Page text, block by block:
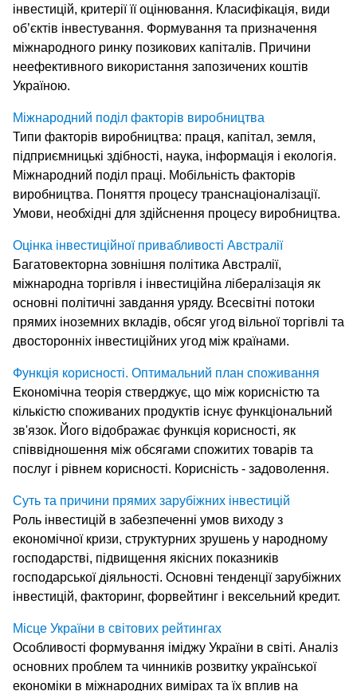
інвестицій, критерії її оцінювання. Класифікація, види
об’єктів інвестування. Формування та призначення
міжнародного ринку позикових капіталів. Причини
неефективного використання запозичених коштів
Україною.
Міжнародний поділ факторів виробництва
Типи факторів виробництва: праця, капітал, земля,
підприємницькі здібності, наука, інформація і екологія.
Міжнародний поділ праці. Мобільність факторів
виробництва. Поняття процесу транснаціоналізації.
Умови, необхідні для здійснення процесу виробництва.
Оцінка інвестиційної привабливості Австралії
Багатовекторна зовнішня політика Австралії,
міжнародна торгівля і інвестиційна лібералізація як
основні політичні завдання уряду. Всесвітні потоки
прямих іноземних вкладів, обсяг угод вільної торгівлі та
двосторонніх інвестиційних угод між країнами.
Функція корисності. Оптимальний план споживання
Економічна теорія стверджує, що між корисністю та
кількістю споживаних продуктів існує функціональний
зв'язок. Його відображає функція корисності, як
співвідношення між обсягами спожитих товарів та
послуг і рівнем корисності. Корисність - задоволення.
Суть та причини прямих зарубіжних інвестицій
Роль інвестицій в забезпеченні умов виходу з
економічної кризи, структурних зрушень у народному
господарстві, підвищення якісних показників
господарської діяльності. Основні тенденції зарубіжних
інвестицій, факторинг, форвейтинг і вексельний кредит.
Місце України в світових рейтингах
Особливості формування іміджу України в світі. Аналіз
основних проблем та чинників розвитку української
економіки в міжнародних вимірах та їх вплив на